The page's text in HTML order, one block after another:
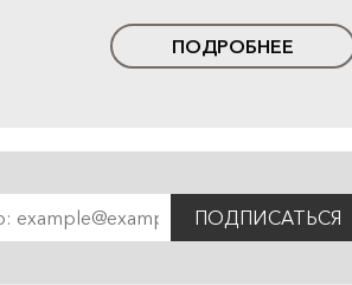
ПОДРОБНЕЕ
ПОДПИСАТЬСЯ